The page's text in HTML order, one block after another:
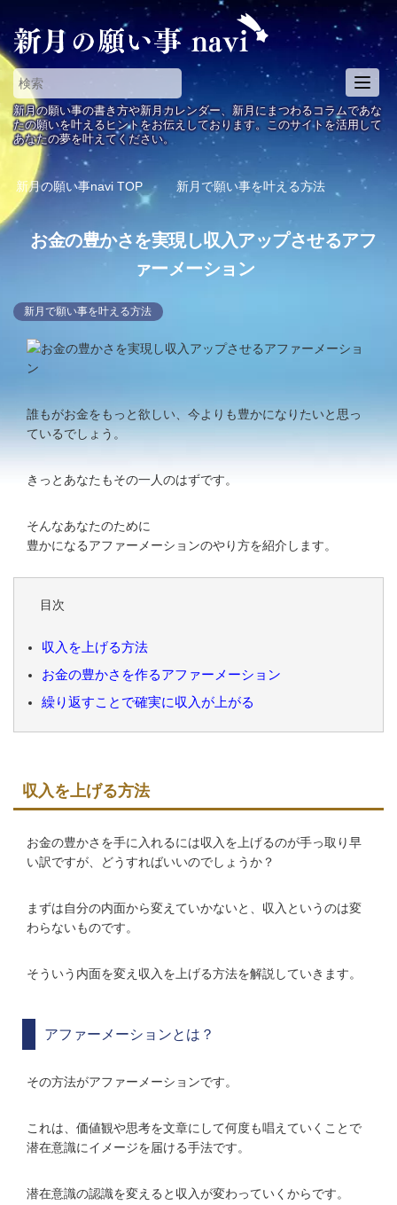
T
o
g
g
e
v
新月の願い事の書き方や新月カレンダー、新月にまつわるコラムであな
たの願いを叶えるヒントをお伝えしております。このサイトを活用して
あなたの夢を叶えてください。
新月の願い事navi TOP 新月で願い事を叶える方法
お金の豊かさを実現し収入アップさせるアフ
ァーメーション
新月で願い事を叶える方法
誰もがお金をもっと欲しい、今よりも豊かになりたいと思っ
ているでしょう。
きっとあなたもその一人のはずです。
そんなあなたのために
豊かになるアファーメーションのやり方を紹介します。
目次
収入を上げる方法
お金の豊かさを作るアファーメーション
繰り返すことで確実に収入が上がる
収入を上げる方法
お金の豊かさを手に入れるには収入を上げるのが手っ取り早
い訳ですが、どうすればいいのでしょうか？
まずは自分の内面から変えていかないと、収入というのは変
わらないものです。
そういう内面を変え収入を上げる方法を解説していきます。
アファーメーションとは？
その方法がアファーメーションです。
これは、価値観や思考を文章にして何度も唱えていくことで
潜在意識にイメージを届ける手法です。
潜在意識の認識を変えると収入が変わっていくからです。